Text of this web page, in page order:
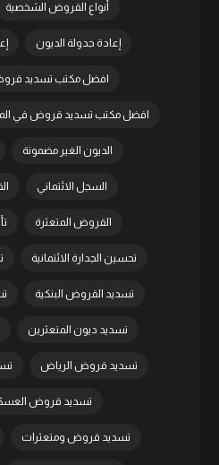
أنواع القروض الشخصية
إعادة جدولة الديون
افضل مكتب تسديد
افضل مكتب تسديد قروض في
الديون الغير مضمونة
السجل الائتماني
القروض المتعثرة
تحسين الجدارة الائتمانية
تسديد القروض البنكية
تسديد ديون المتعثرين
تسديد قروض الرياض
تسديد قروض
تسديد قروض ومتعثرات